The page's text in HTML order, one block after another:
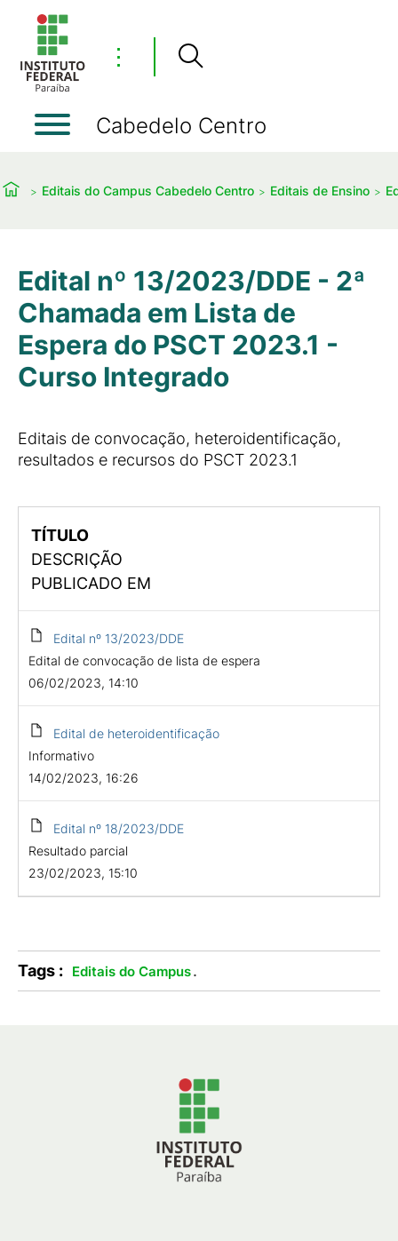
⋮
Cabedelo Centro
Editais do Campus Cabedelo Centro Editais de Ensino
Edital nº 13/2023/DDE - 2ª
Chamada em Lista de
Espera do PSCT 2023.1 -
Curso Integrado
Editais de convocação, heteroidentificação,
resultados e recursos do PSCT 2023.1
TÍTULO
DESCRIÇÃO
PUBLICADO EM
Edital nº 13/2023/DDE
Edital de convocação de lista de espera
06/02/2023, 14:10
Edital de heteroidentificação
Informativo
14/02/2023, 16:26
Edital nº 18/2023/DDE
Resultado parcial
23/02/2023, 15:10
Tags : Editais do Campus.